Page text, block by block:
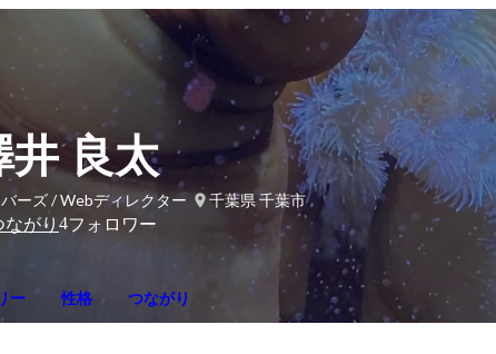
井 良太
バーズ / Webディレクター
千葉県 千葉市
ながり 4フォロワー
ー 性格 つながり